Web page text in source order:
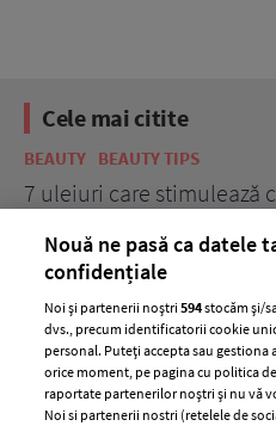
Cele mai citite
BEAUTY BEAUTY TIPS
7 uleiuri care stimulează
Nouă ne pasă ca datele
confidențiale
Noi și partenerii noștri594stocăm și/
dvs., precum identificatorii cookie
personal. Puteți accepta sau gestiona
orice moment, pe pagina cu politica
raportate partenerilor noștri și nu vă
Noi si partenerii nostri (retelele de